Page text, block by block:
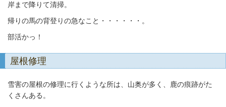
岸まで降りて清掃。
帰りの馬の背登りの急なこと・・・・・・。
部活かっ！
屋根修理
雪害の屋根の修理に行くような所は、山奥が多く、鹿の痕跡がた
くさんある。